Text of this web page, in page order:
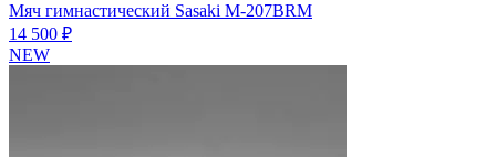
Мяч гимнастический Sasaki M-207BRM
14 500 ₽
NEW